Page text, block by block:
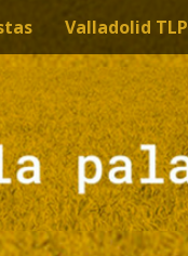
Valladolid TLP